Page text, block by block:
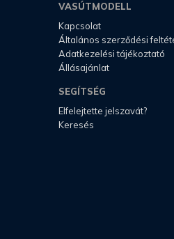
VASÚTMODELL
Kapcsolat
Általános szerződési
Adatkezelési tájékoztató
Állásajánlat
SEGÍTSÉG
Elfelejtette jelszavát?
Keresés